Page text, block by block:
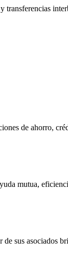
transferencias
de ahorro,
mutua,
de sus asociados